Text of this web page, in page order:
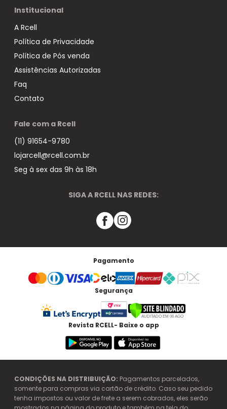
Institucional
A Rcell
Política de Privacidade
Política de Pós venda
Assistências Autorizadas
Faq
Contato
Fale com a Rcell
(11) 91654-9780
lojarcell@rcell.com.br
Seg à sex das 9h às 18h
SIGA A RCELL NAS REDES:
Pagamento
Segurança
Revista RCELL- Baixe o app
CONDIÇÕES NA DISTRIBUIÇÃO: Pagamentos parcelados,
somente para compras via cartão de crédito. Caso seu pedido
tenha impostos ou valor de frete a serem cobrados, eles serão